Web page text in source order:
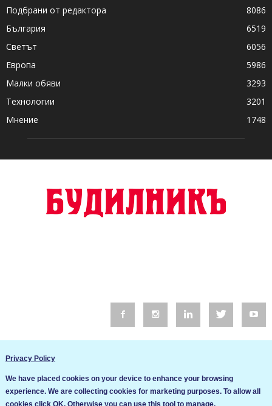
Подбрани от редактора
8086
България
6519
Светът
6056
Европа
5986
Малки обяви
3293
Технологии
3201
Мнение
1748
Общи условия
Privacy Policy
We have placed cookies on your device to enhance your browsing
experience. We are collecting cookies for marketing purposes. To allow all
cookies click OK. Otherwise you can use this tool to manage.
Ние използваме бисквитки за да подобрим услугите си. Ако